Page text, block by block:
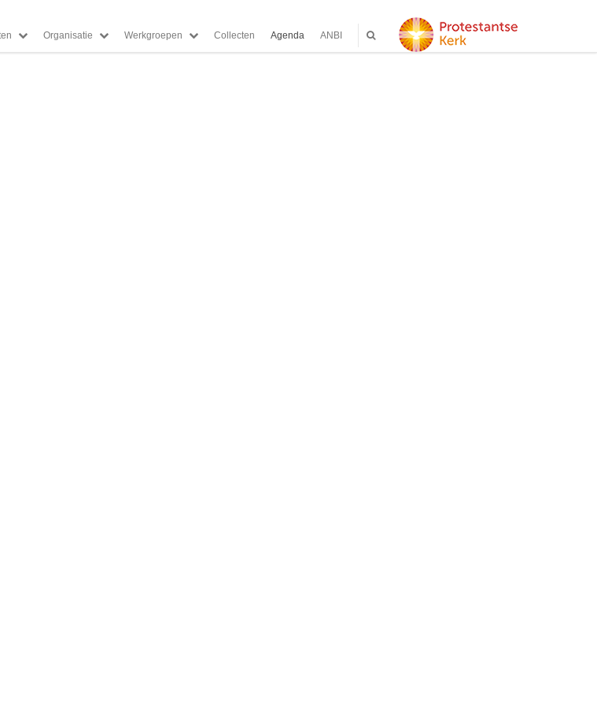
Organisatie Werkgroepen Collecten Agenda ANBI